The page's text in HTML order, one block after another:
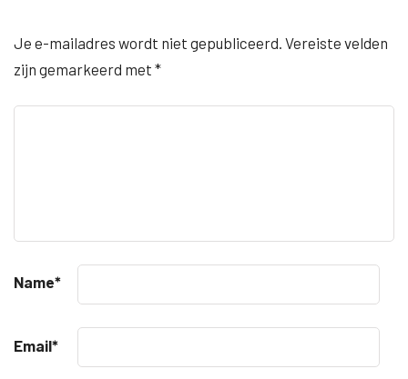
Je e-mailadres wordt niet gepubliceerd. Vereiste velden
zijn gemarkeerd met *
Name*
Email*